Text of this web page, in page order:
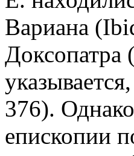
Вариана
Доксопатра
376).
епископии